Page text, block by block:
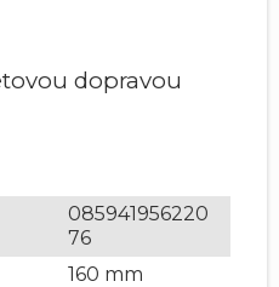
dopravou
085941956220
76
160 mm